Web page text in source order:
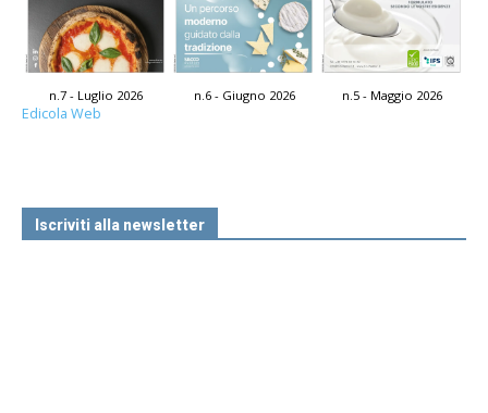
n.7 - Luglio 2026 n.6 - Giugno 2026 n.5 - Maggio 2026
Edicola Web
Iscriviti alla newsletter